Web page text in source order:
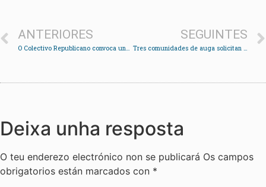
ANTERIORES
O Colectivo Republicano convoca unha protesta pola retirada da exposición do Multiúsos
SEGUINTES
Tres comunidades de auga solicitan ao Concello o abastecemento con camións cisterna
Deixa unha resposta
O teu enderezo electrónico non se publicará Os campos
obrigatorios están marcados con *